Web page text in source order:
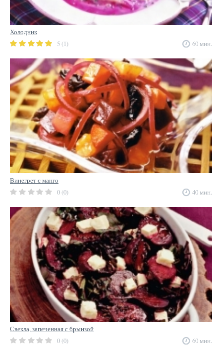
Холодник
5 (1)
60 мин.
Винегрет с манго
0 (0)
40 мин.
Свекла, запеченная с брынзой
0 (0)
60 мин.